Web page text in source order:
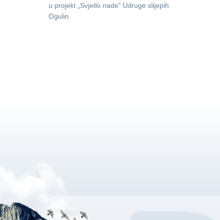
u projekt „Svjetlo nade” Udruge slijepih
Ogulin